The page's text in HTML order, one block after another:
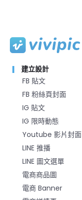
建立設計
FB 貼文
FB 粉絲頁封面
IG 貼文
IG 限時動態
Youtube 影片封面
LINE 推播
LINE 圖文選單
電商商品圖
電商 Banner